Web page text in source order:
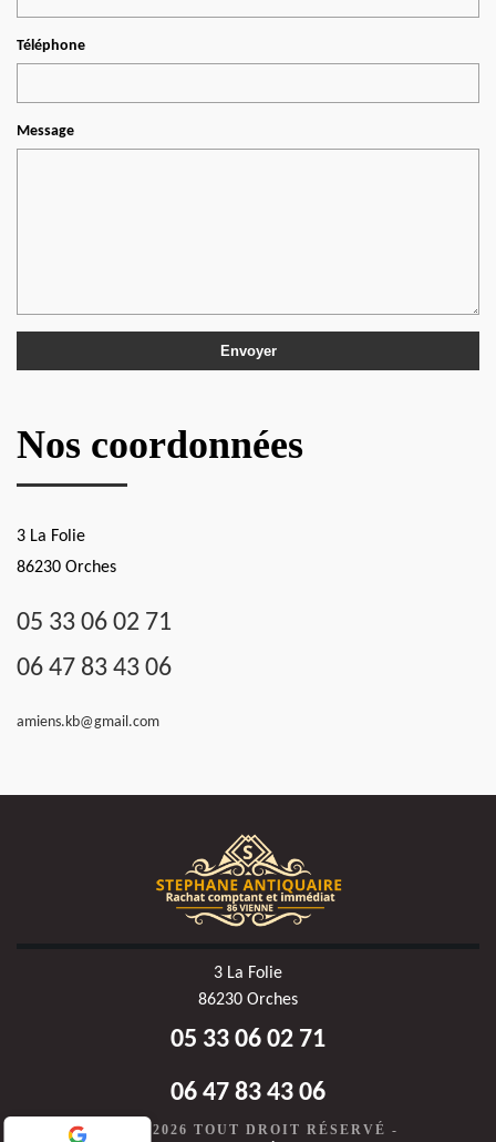
Téléphone
Message
Nos coordonnées
3 La Folie
86230 Orches
05 33 06 02 71
06 47 83 43 06
amiens.kb@gmail.com
3 La Folie
86230 Orches
05 33 06 02 71
06 47 83 43 06
©2020-2026 TOUT DROIT RÉSERVÉ -